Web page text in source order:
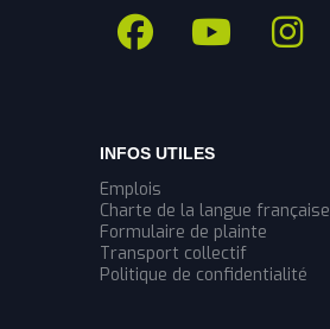
INFOS UTILES
Emplois
Charte de la langue française
Formulaire de plainte
Transport collectif
Politique de confidentialité